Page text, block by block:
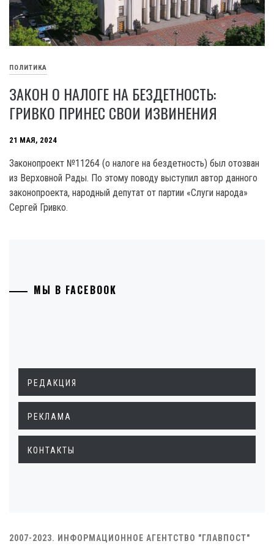
ПОЛИТИКА
ЗАКОН О НАЛОГЕ НА БЕЗДЕТНОСТЬ:
ГРИВКО ПРИНЕС СВОИ ИЗВИНЕНИЯ
21 МАЯ, 2024
Законопроект №11264 (о налоге на бездетность) был отозван
из Верховной Рады. По этому поводу выступил автор данного
законопроекта, народный депутат от партии «Слуги народа»
Сергей Гривко.
МЫ В FACEBOOK
РЕДАКЦИЯ
РЕКЛАМА
КОНТАКТЫ
2007-2023. ИНФОРМАЦИОННОЕ АГЕНТСТВО "ГЛАВПОСТ"